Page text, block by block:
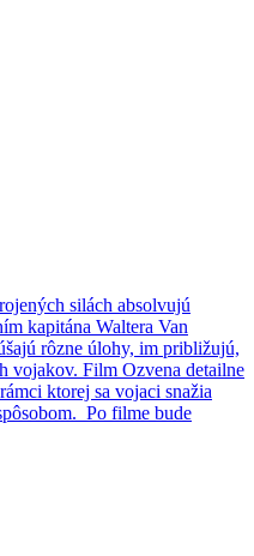
silách absolvujú
kapitána Waltera Van
rôzne úlohy, im približujú,
vojakov. Film Ozvena detailne
ktorej sa vojaci snažia
Po filme bude